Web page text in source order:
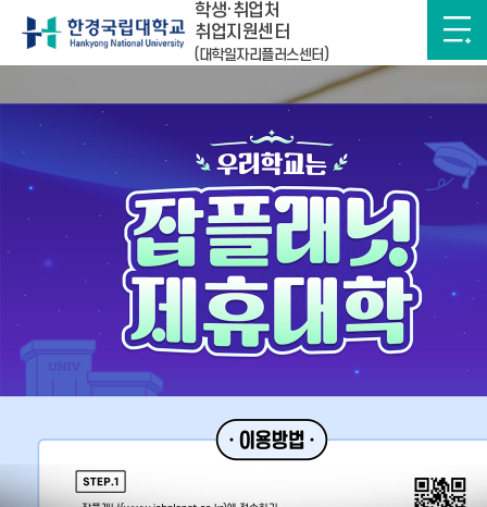
학생·취업처
취업지원센터
(대학일자리플러스센터)
한경국립대학교
학생·취업처 취업지원센터
02
하루간 그만보기